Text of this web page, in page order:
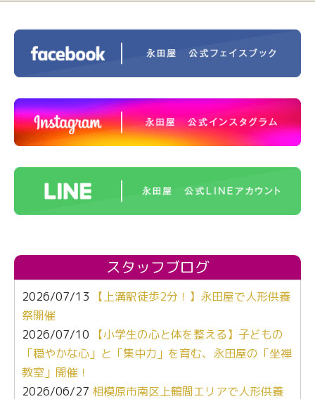
スタッフブログ
2026/07/13
【上溝駅徒歩2分！】永田屋で人形供養
祭開催
2026/07/10
【小学生の心と体を整える】子どもの
「穏やかな心」と「集中力」を育む、永田屋の「坐禅
教室」開催！
2026/06/27 相模原市南区上鶴間エリアで人形供養